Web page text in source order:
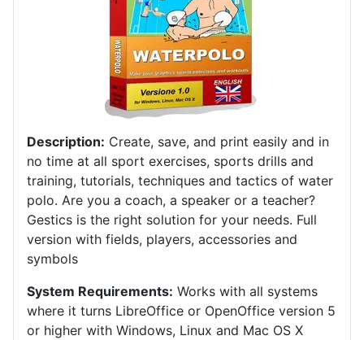
Description: Create, save, and print easily and in
no time at all sport exercises, sports drills and
training, tutorials, techniques and tactics of water
polo. Are you a coach, a speaker or a teacher?
Gestics is the right solution for your needs. Full
version with fields, players, accessories and
symbols
System Requirements: Works with all systems
where it turns LibreOffice or OpenOffice version 5
or higher with Windows, Linux and Mac OS X